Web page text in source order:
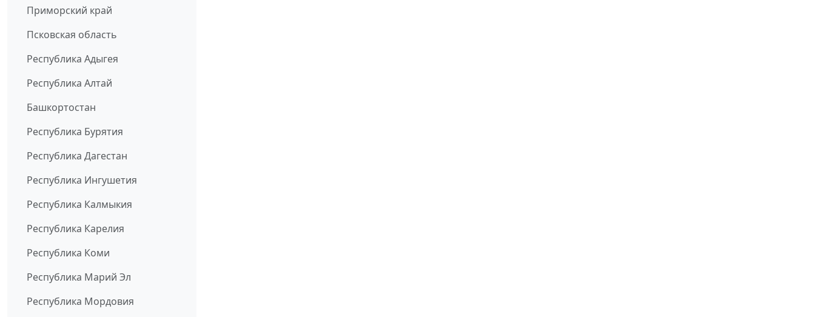
Приморский край
Псковская область
Республика Адыгея
Республика Алтай
Башкортостан
Республика Бурятия
Республика Дагестан
Республика Ингушетия
Республика Калмыкия
Республика Карелия
Республика Коми
Республика Марий Эл
Республика Мордовия